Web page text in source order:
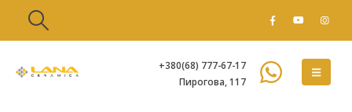
+380(68) 777-67-17
Пирогова, 117